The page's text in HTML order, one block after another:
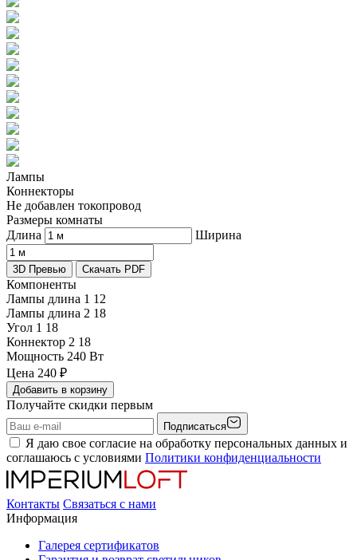
Лампы
Коннекторы
Не добавлен токопровод
Размеры комнаты
Длина
Ширина
3D Превью Скачать PDF
Компоненты
Лампы длина 1 12
Лампы длина 2 18
Угол 1 18
Коннектор 2 18
Мощность 240 Вт
Цена 240 ₽
Добавить в корзину
Получайте скидки первым
Подписаться
Я даю свое согласие на обработку персональных данных и
соглашаюсь с условиями Политики конфиденциальности
Контакты Связаться с нами
Информация
Галерея сертификатов